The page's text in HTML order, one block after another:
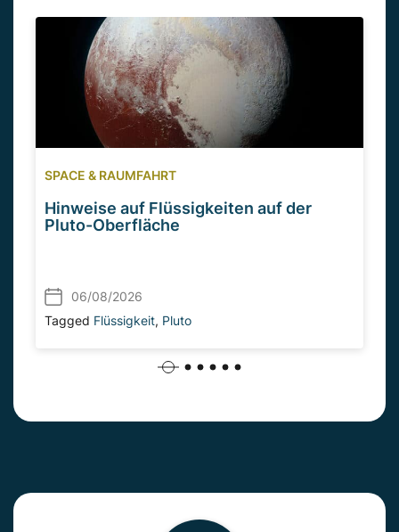
SPACE & RAUMFAHRT
Hinweise auf Flüssigkeiten auf der
Pluto-Oberfläche
06/08/2026
Tagged Flüssigkeit, Pluto